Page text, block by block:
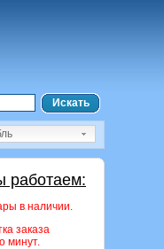
Искать
работаем:
в наличии.
заказа
минут.